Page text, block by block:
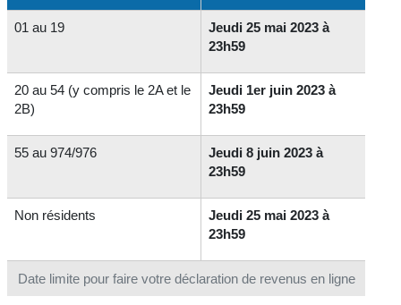
Date limite pour faire votre déclaration de revenus en ligne
01 au 19
Jeudi 25 mai 2023 à
23h59
20 au 54 (y compris le 2A et le
2B)
Jeudi 1er juin 2023 à
23h59
55 au 974/976
Jeudi 8 juin 2023 à
23h59
Non résidents
Jeudi 25 mai 2023 à
23h59